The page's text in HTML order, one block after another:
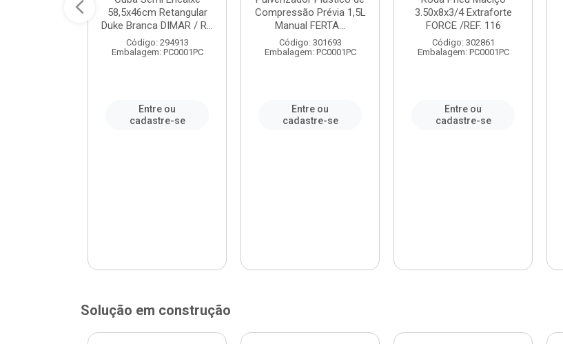
58,5x46cm Retangular
Duke Branca DIMAR / R...
Código: 294913
Embalagem: PC0001PC
Entre ou
cadastre-se
Compressão Prévia 1,5L
Manual FERTA...
Código: 301693
Embalagem: PC0001PC
Entre ou
cadastre-se
3.50x8x3/4 Extraforte
FORCE /REF. 116
Código: 302861
Embalagem: PC0001PC
Entre ou
cadastre-se
Solução em construção